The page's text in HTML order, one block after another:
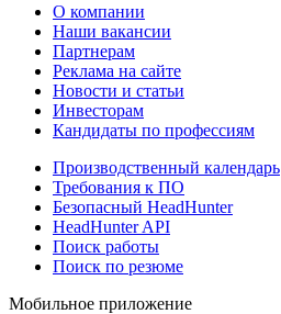
О компании
Наши вакансии
Партнерам
Реклама на сайте
Новости и статьи
Инвесторам
Кандидаты по профессиям
Производственный календарь
Требования к ПО
Безопасный HeadHunter
HeadHunter API
Поиск работы
Поиск по резюме
Мобильное приложение